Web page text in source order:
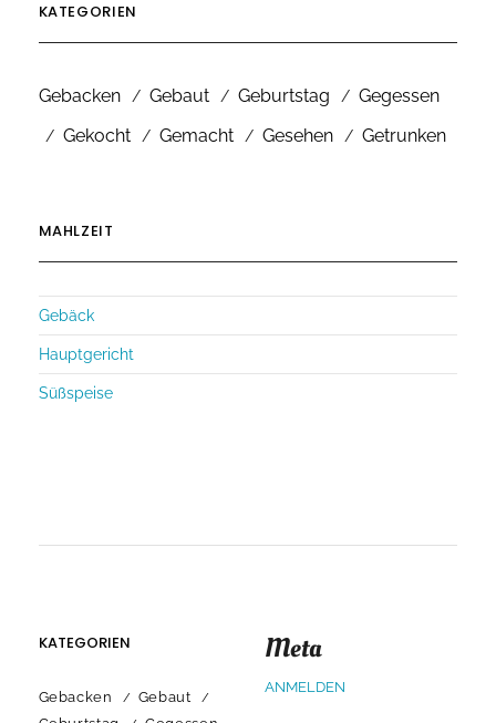
KATEGORIEN
Gebacken Gebaut Geburtstag
Gegessen
Gekocht
Gemacht Gesehen Getrunken
MAHLZEIT
Gebäck
Hauptgericht
Süßspeise
KATEGORIEN
Gebacken
Gebaut
Meta
ANMELDEN